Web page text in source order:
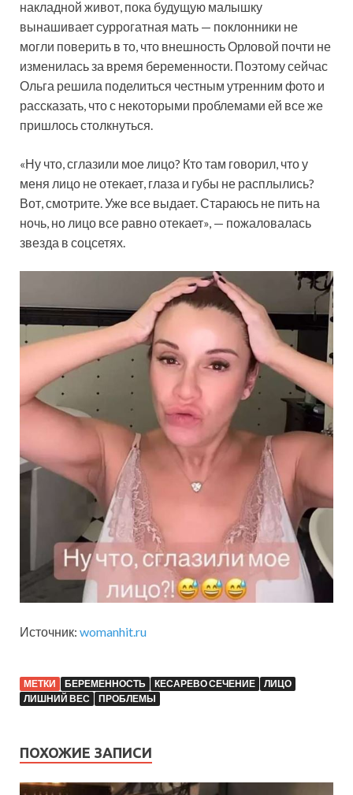
накладной живот, пока будущую малышку
вынашивает суррогатная мать — поклонники не
могли поверить в то, что внешность Орловой почти не
изменилась за время беременности. Поэтому сейчас
Ольга решила поделиться честным утренним фото и
рассказать, что с некоторыми проблемами ей все же
пришлось столкнуться.
«Ну что, сглазили мое лицо? Кто там говорил, что у
меня лицо не отекает, глаза и губы не расплылись?
Вот, смотрите. Уже все выдает. Стараюсь не пить на
ночь, но лицо все равно отекает», — пожаловалась
звезда в соцсетях.
Источник: womanhit.ru
МЕТКИ БЕРЕМЕННОСТЬ КЕСАРЕВО СЕЧЕНИЕ
ЛИЦО
ЛИШНИЙ ВЕС
ПРОБЛЕМЫ
ПОХОЖИЕ ЗАПИСИ